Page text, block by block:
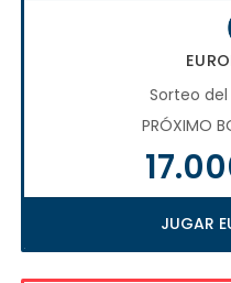
Sorteo
PRÓXIMO
JUGAR